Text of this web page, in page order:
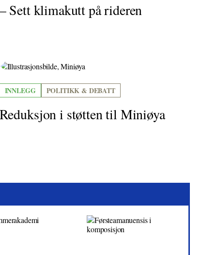
Sett klimakutt på rideren
INNLEGG POLITIKK & DEBATT
i støtten til Miniøya